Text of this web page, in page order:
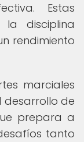
Estas
la disciplina
rendimiento
marciales
desarrollo de
prepara a
tanto